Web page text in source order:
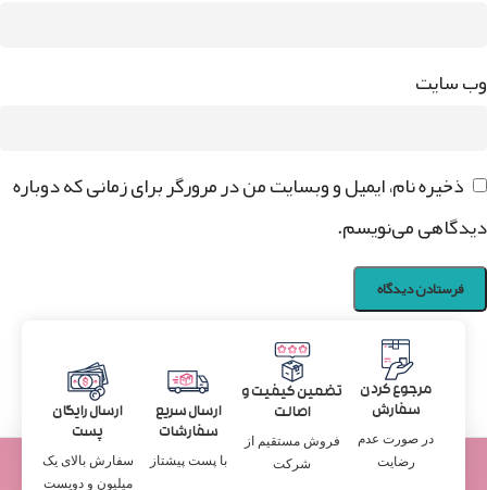
وب‌ سایت
ذخیره نام، ایمیل و وبسایت من در مرورگر برای زمانی که دوباره
دیدگاهی می‌نویسم.
مرجوع کردن
سفارش
در صورت عدم
رضایت
تضمین کیفیت و
اصالت
فروش مستقیم از
شرکت
ارسال سریع
سفارشات
با پست پیشتاز
ارسال رایگان
پست
سفارش بالای یک
میلیون و دویست